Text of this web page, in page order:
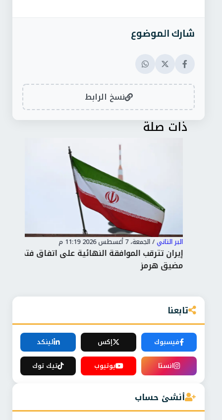
شارك الموضوع
نسخ الرابط
ذات صلة
البر التاني/ الجمعة، 7 أغسطس 2026 11:19 م
إيران تترقب الموافقة النهائية على اتفاق فتح
مضيق هرمز
تابعنا
فيسبوك إكس
لينكد
انستا
يوتيوب تيك توك
أنشئ حساب